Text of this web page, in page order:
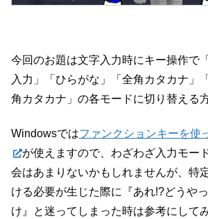
今回のお題は文字入力時にキー操作で
入力」「ひらがな」「全角カタカナ」
角カタカナ」の各モードに切り替える
Windowsではファンクションキーを使
が使えますので、わざわざ入力モー
会はあまりないかもしれませんが、特
ける必要が生じた際に『あれ!?どうや
け』と迷ってしまった時は参考にして